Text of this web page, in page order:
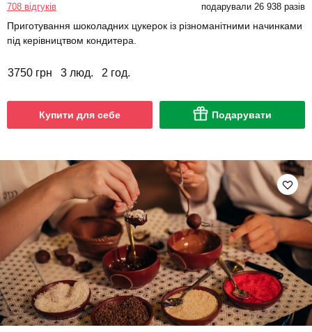
708 відгуків подарували 26 938 разів
Приготування шоколадних цукерок із різноманітними начинками
під керівництвом кондитера.
3750 грн 3 люд. 2 год.
Купити для себе Подарувати